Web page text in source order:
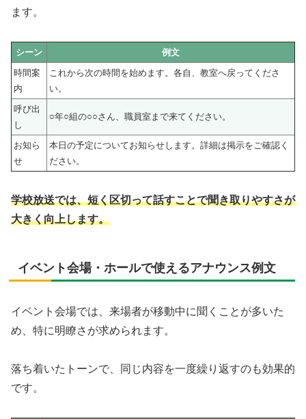
ます。
シーン
例文
時間案
内
これから次の時間を始めます。各自、教室へ戻ってくださ
い。
呼び出
し
○年○組の○○さん、職員室まで来てください。
お知ら
せ
本日の予定についてお知らせします。詳細は掲示をご確認く
ださい。
学校放送では、短く区切って話すことで聞き取りやすさが
大きく向上します。
イベント会場・ホールで使えるアナウンス例文
イベント会場では、来場者が移動中に聞くことが多いた
め、特に明瞭さが求められます。
落ち着いたトーンで、同じ内容を一度繰り返すのも効果的
です。